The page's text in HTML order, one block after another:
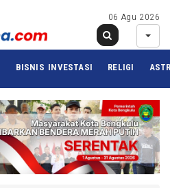
06 Agu 2026
BISNIS INVESTASI RELIGI